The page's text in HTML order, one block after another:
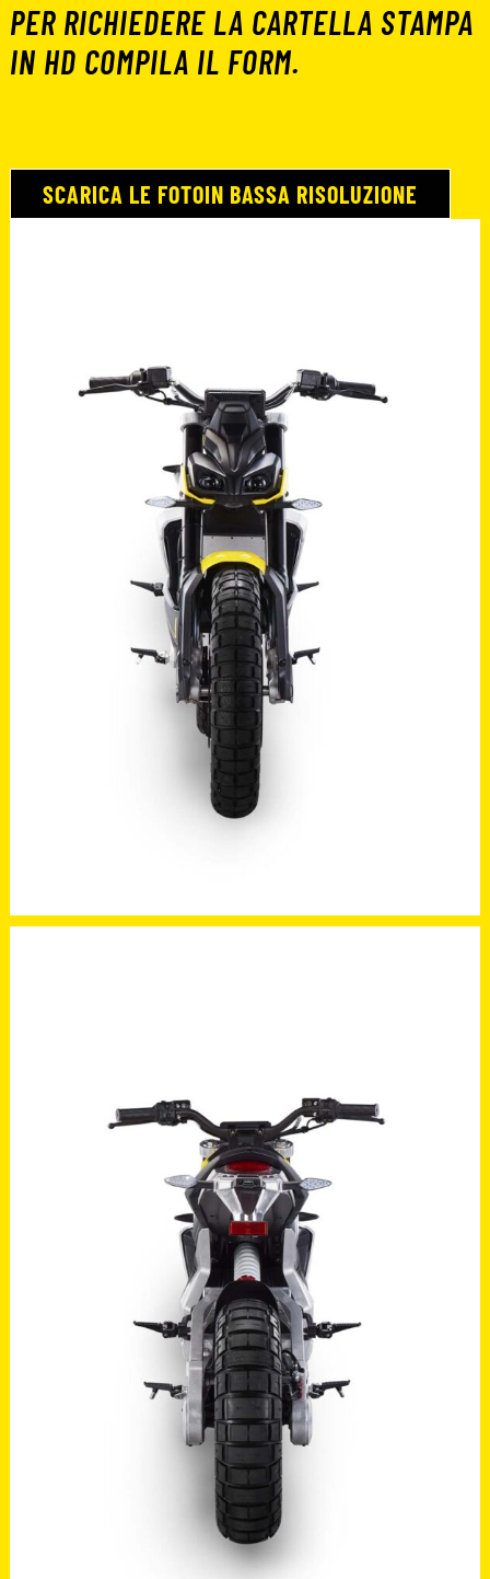
PER RICHIEDERE LA CARTELLA STAMPA
IN HD COMPILA IL FORM.
SCARICA LE FOTOIN BASSA RISOLUZIONE